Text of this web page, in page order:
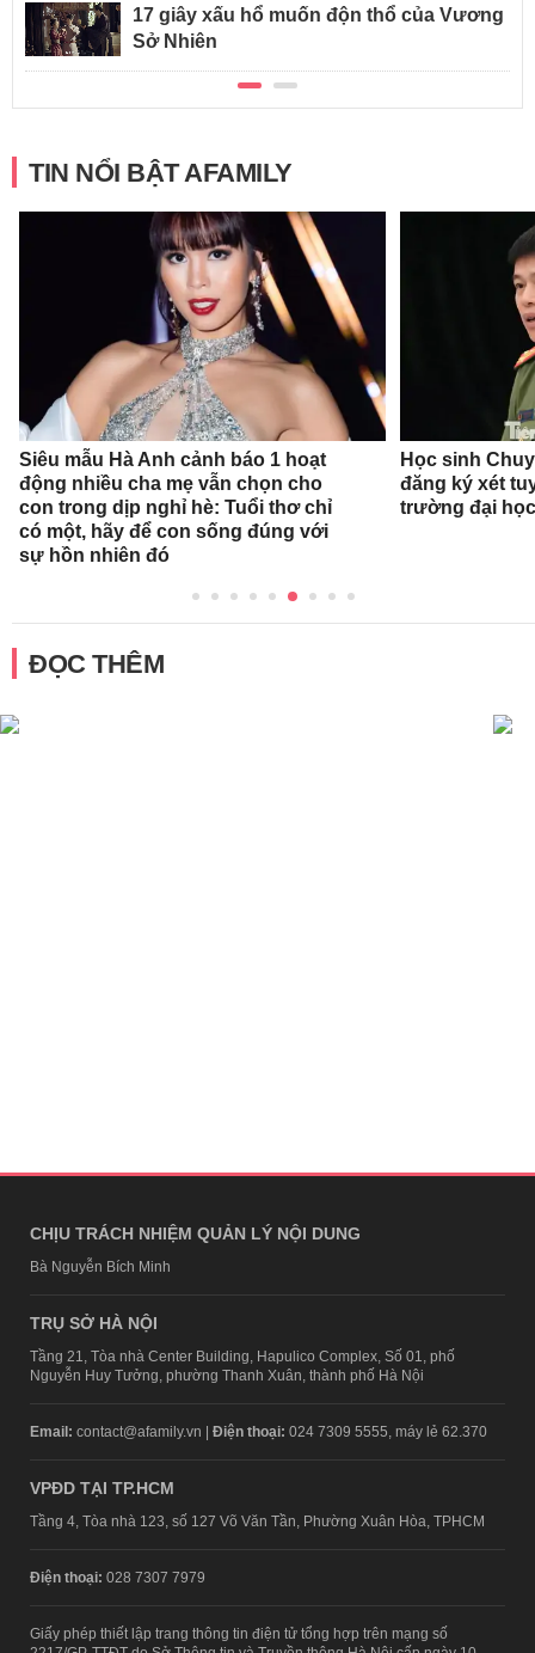
17 giây xấu hổ muốn độn thổ của Vương
Sở Nhiên
TIN NỔI BẬT AFAMILY
Siêu mẫu Hà Anh cảnh báo 1 hoạt
động nhiều cha mẹ vẫn chọn cho
con trong dịp nghỉ hè: Tuổi thơ chỉ
có một, hãy để con sống đúng với
sự hồn nhiên đó
Học sinh
đăng ký xét
trường đại
ĐỌC THÊM
CHỊU TRÁCH NHIỆM QUẢN LÝ NỘI DUNG
Bà Nguyễn Bích Minh
TRỤ SỞ HÀ NỘI
Tầng 21, Tòa nhà Center Building, Hapulico Complex, Số 01, phố
Nguyễn Huy Tưởng, phường Thanh Xuân, thành phố Hà Nội
Email: contact@afamily.vn | Điện thoại: 024 7309 5555, máy lẻ 62.370
VPĐD TẠI TP.HCM
Tầng 4, Tòa nhà 123, số 127 Võ Văn Tần, Phường Xuân Hòa, TPHCM
Điện thoại: 028 7307 7979
Giấy phép thiết lập trang thông tin điện tử tổng hợp trên mạng số